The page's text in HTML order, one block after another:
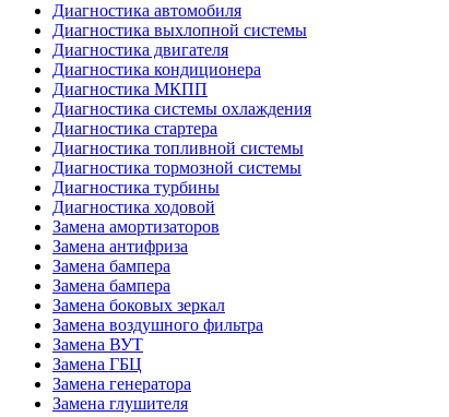
Диагностика автомобиля
Диагностика выхлопной системы
Диагностика двигателя
Диагностика кондиционера
Диагностика МКПП
Диагностика системы охлаждения
Диагностика стартера
Диагностика топливной системы
Диагностика тормозной системы
Диагностика турбины
Диагностика ходовой
Замена амортизаторов
Замена антифриза
Замена бампера
Замена бампера
Замена боковых зеркал
Замена воздушного фильтра
Замена ВУТ
Замена ГБЦ
Замена генератора
Замена глушителя